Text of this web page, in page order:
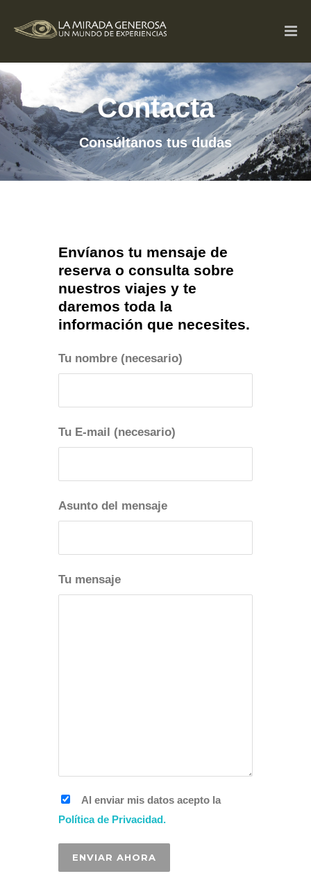
Contacta
Consúltanos tus dudas
Envíanos tu mensaje de
reserva o consulta sobre
nuestros viajes y te
daremos toda la
información que necesites.
Tu nombre (necesario)
Tu E-mail (necesario)
Asunto del mensaje
Tu mensaje
Al enviar mis datos acepto la
Política de Privacidad.